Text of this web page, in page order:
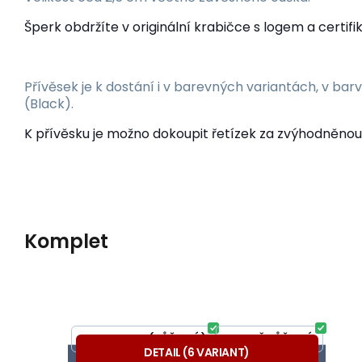
Šperk obdržíte v originální krabičce s logem a
Přívěsek je k dostání i v barevných variantách, v
(Black).
K přívěsku je možno dokoupit řetízek za
Komplet
Poukar - české šperky
náušnice hlava koně malá visací
Kód:A47090
Kód dod.:SAN05
Záruka24 mesiacov
od36.68€
Skladom 2 ks
FANCY PINK (RŮŽOVÁ)
TMAVĚ RŮŽOVÁ
DETAIL (6VARIANT)
Elegantní stříbrné náušnice ve tvaru Hlavy